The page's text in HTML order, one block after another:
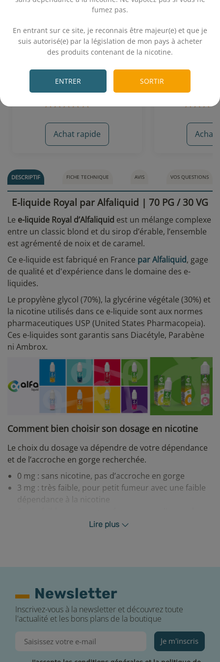
fumez pas.
En entrant sur ce site, je reconnais être majeur(e) et que je
suis autorisé(e) par la législation de mon pays à acheter
des produits contenant de la nicotine.
ENTRER SORTIR
Classic RY4 10 mL - CirKus
(VDLV)
5,90€
7 avis
Achat rapide
Le Chaman
Achat
DESCRIPTIF FICHE TECHNIQUE AVIS VOS QUESTIONS
E-liquide Royal par Alfaliquid | 70 PG / 30 VG
Le e-liquide Royal d’Alfaliquid est un mélange complexe
entre un classic blond et du sirop d’érable, l’ensemble
est agrémenté de noix et de caramel.
Ce e-liquide est fabriqué en France par Alfaliquid, gage
de qualité et d'expérience dans le domaine des e-
liquides.
Le propylène glycol (70%), la glycérine végétale (30%) et
la nicotine utilisés dans ce e-liquide sont aux normes
pharmaceutiques USP (United States Pharmacopeia).
Ces e-liquides sont garantis sans Diacétyle, Parabène
ni Ambrox.
Comment bien choisir son dosage en nicotine
Le choix du dosage va dépendre de votre dépendance
et de l’accroche en gorge recherchée.
0 mg : sans nicotine, pas d’accroche en gorge
3 mg : très faible, pour petit fumeur avec une faible
dépendance à la nicotine
Conservation du e-liquide
Pour conserver de manière optimale votre liquide
Alfaliquid, nous vous conseillons de le ranger dans un
endroit sec, à température ambiante et à l’abri de la
lumière. Rebouchez convenablement votre flacon
Lire plus
Newsletter
Inscrivez-vous à la newsletter et découvrez toute
l'actualité et les bons plans de la boutique
Je m'inscris